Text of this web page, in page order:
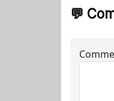
💬